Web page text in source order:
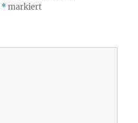
*markiert